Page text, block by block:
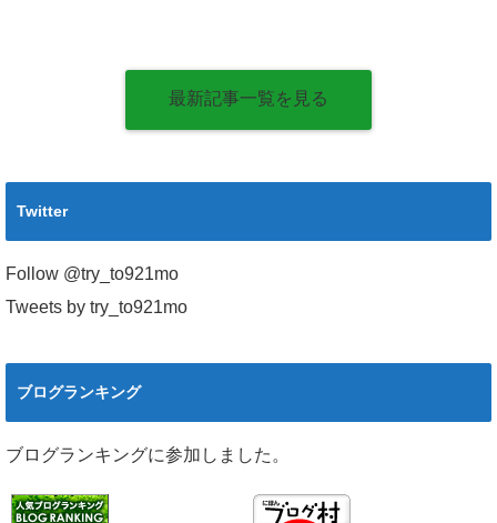
最新記事一覧を見る
Twitter
Follow @try_to921mo
Tweets by try_to921mo
ブログランキング
ブログランキングに参加しました。